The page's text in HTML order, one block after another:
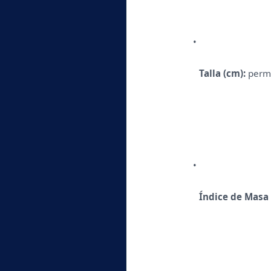
Talla (cm):
Índice de